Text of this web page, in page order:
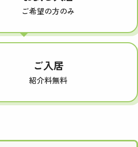
ご希望の方のみ
ご入居
紹介料無料